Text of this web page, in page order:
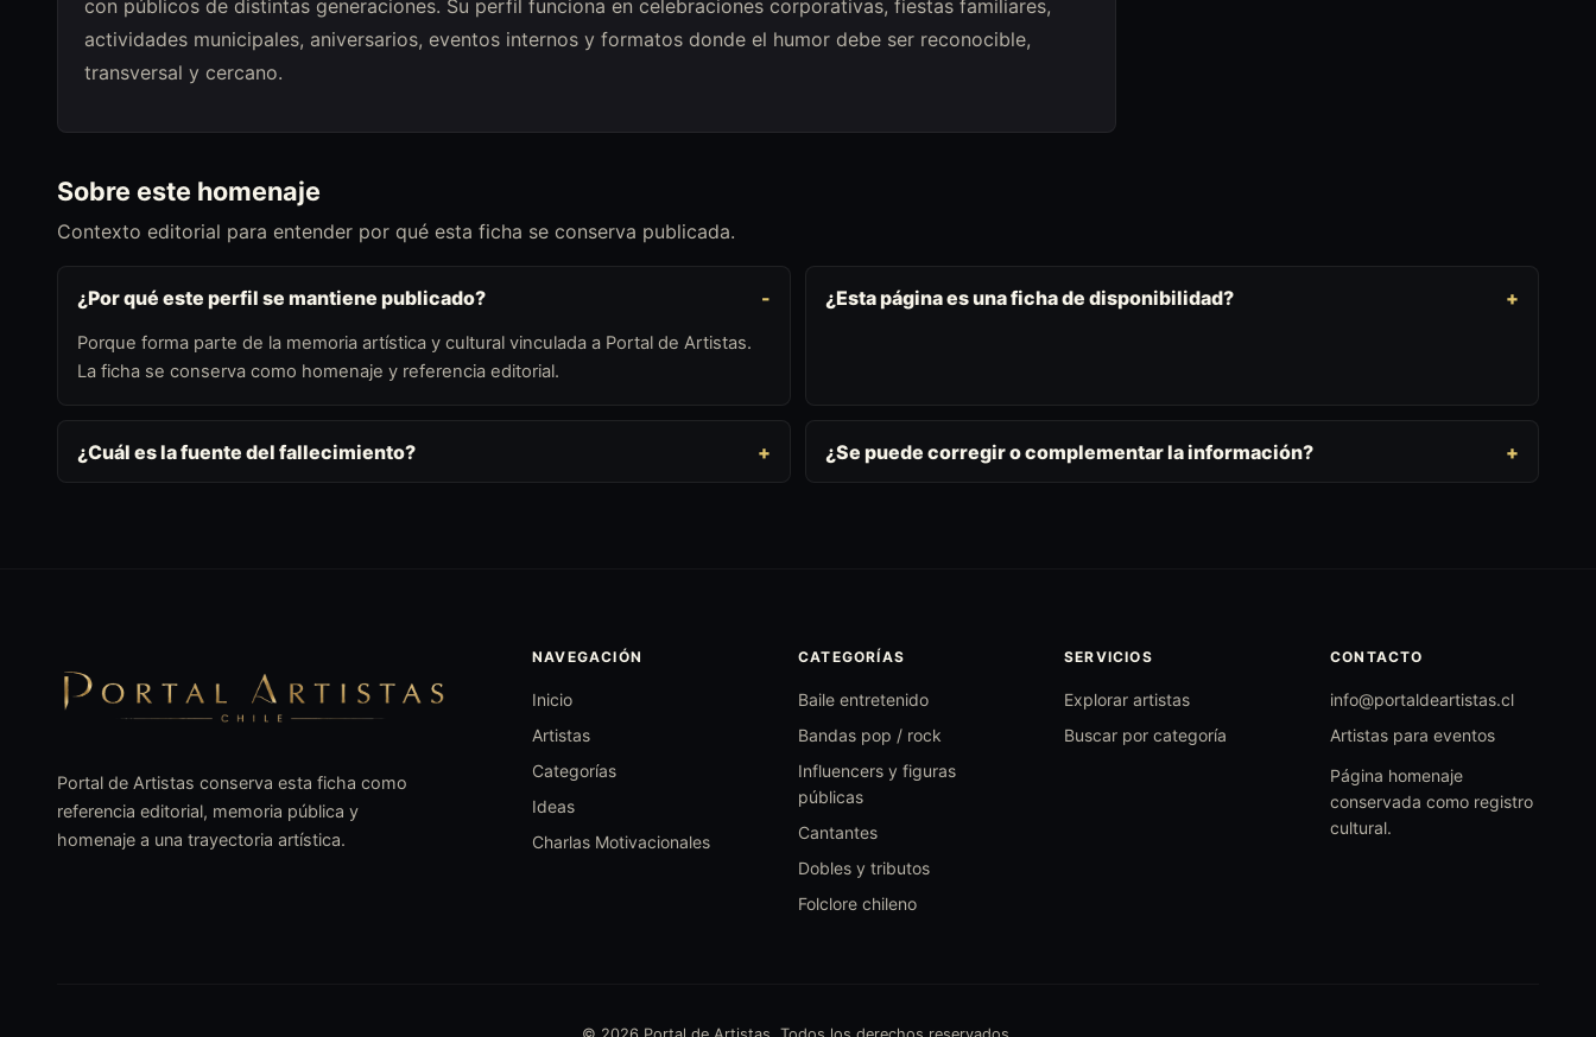
con públicos de distintas generaciones. Su perfil funciona en celebraciones corporativas, fiestas familiares,
actividades municipales, aniversarios, eventos internos y formatos donde el humor debe ser reconocible,
transversal y cercano.
Sobre este homenaje
Contexto editorial para entender por qué esta ficha se conserva publicada.
¿Por qué este perfil se mantiene publicado?
Porque forma parte de la memoria artística y cultural vinculada a Portal de Artistas.
La ficha se conserva como homenaje y referencia editorial.
¿Esta página es una ficha de disponibilidad?
¿Cuál es la fuente del fallecimiento? ¿Se puede corregir o complementar la información?
Portal de Artistas conserva esta ficha como
referencia editorial, memoria pública y
homenaje a una trayectoria artística.
NAVEGACIÓN
Inicio
Artistas
Categorías
Ideas
Charlas Motivacionales
CATEGORÍAS
Baile entretenido
Bandas pop / rock
Influencers y figuras
públicas
Cantantes
Dobles y tributos
Folclore chileno
SERVICIOS
Explorar artistas
Buscar por categoría
CONTACTO
info@portaldeartistas.cl
Artistas para eventos
Página homenaje
conservada como registro
cultural.